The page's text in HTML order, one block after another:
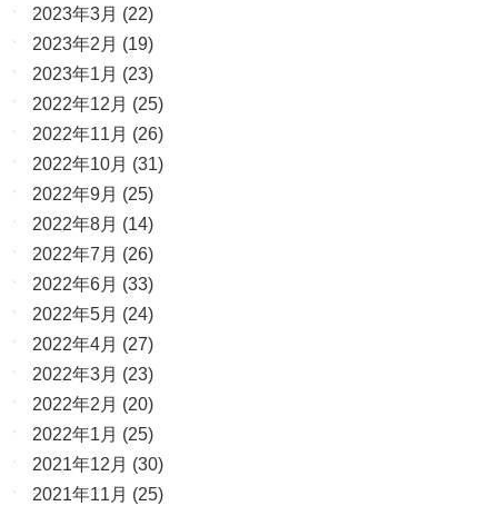
2023年3月 (22)
2023年2月 (19)
2023年1月 (23)
2022年12月 (25)
2022年11月 (26)
2022年10月 (31)
2022年9月 (25)
2022年8月 (14)
2022年7月 (26)
2022年6月 (33)
2022年5月 (24)
2022年4月 (27)
2022年3月 (23)
2022年2月 (20)
2022年1月 (25)
2021年12月 (30)
2021年11月 (25)